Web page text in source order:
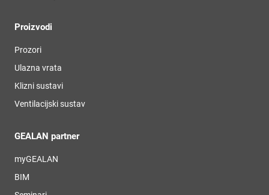
Proizvodi
Prozori
Ulazna vrata
Klizni sustavi
Ventilacijski sustav
GEALAN partner
myGEALAN
BIM